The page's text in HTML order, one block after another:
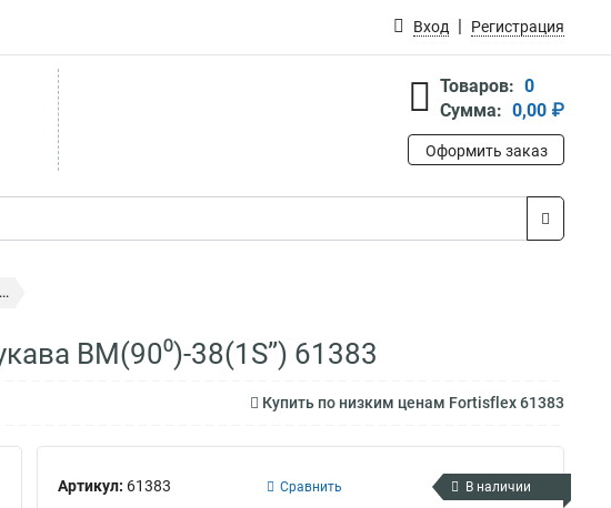
Вход Регистрация
Товаров: 0
Сумма: 0,00 ₽
Оформить заказ
ВМ(90⁰)-38(1Ѕ’’) 61383
Купить по низким ценам Fortisflex 61383
Артикул: 61383 Сравнить В наличии